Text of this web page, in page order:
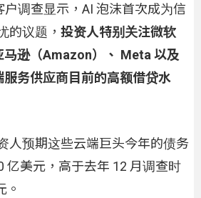
调查显示，AI 泡沫首次成为信
的议题， 投资人特别关注微软
马逊（Amazon）、 Meta 以及
务供应商目前的高额借贷水
人预期这些云端巨头今年的债务
亿美元，高于去年 12 月调查时
。